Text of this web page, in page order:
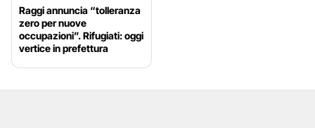
Raggi annuncia “tolleranza
zero per nuove
occupazioni”. Rifugiati: oggi
vertice in prefettura